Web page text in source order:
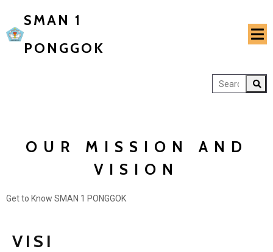
SMAN 1
PONGGOK
OUR MISSION AND
VISION
Get to Know SMAN 1 PONGGOK
VISI